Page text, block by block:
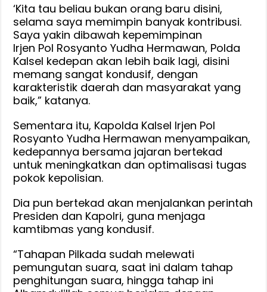
‘Kita tau beliau bukan orang baru disini,
selama saya memimpin banyak kontribusi.
Saya yakin dibawah kepemimpinan
Irjen Pol Rosyanto Yudha Hermawan, Polda
Kalsel kedepan akan lebih baik lagi, disini
memang sangat kondusif, dengan
karakteristik daerah dan masyarakat yang
baik,” katanya.
Sementara itu, Kapolda Kalsel Irjen Pol
Rosyanto Yudha Hermawan menyampaikan,
kedepannya bersama jajaran bertekad
untuk meningkatkan dan optimalisasi tugas
pokok kepolisian.
Dia pun bertekad akan menjalankan perintah
Presiden dan Kapolri, guna menjaga
kamtibmas yang kondusif.
“Tahapan Pilkada sudah melewati
pemungutan suara, saat ini dalam tahap
penghitungan suara, hingga tahap ini